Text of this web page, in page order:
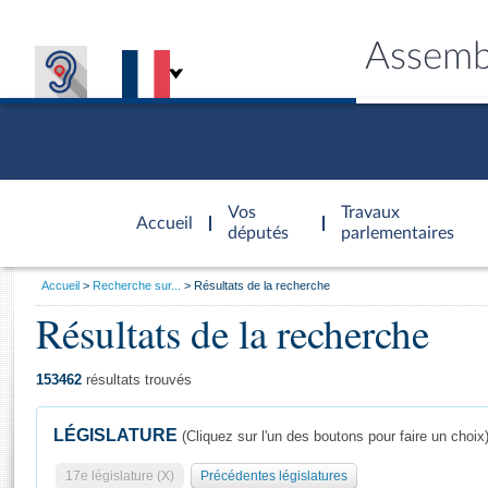
Accueil
d'accueil
Vos
députés
Travaux
parlementaires
Général
Vous
Accueil Recherche sur... Résultats de la recherche
Résultats de la recherche
153462 résultats trouvés
LÉGISLATURE (Cliquez sur l'un des boutons pour faire un choix)
17e législature (X) Précédentes législatures